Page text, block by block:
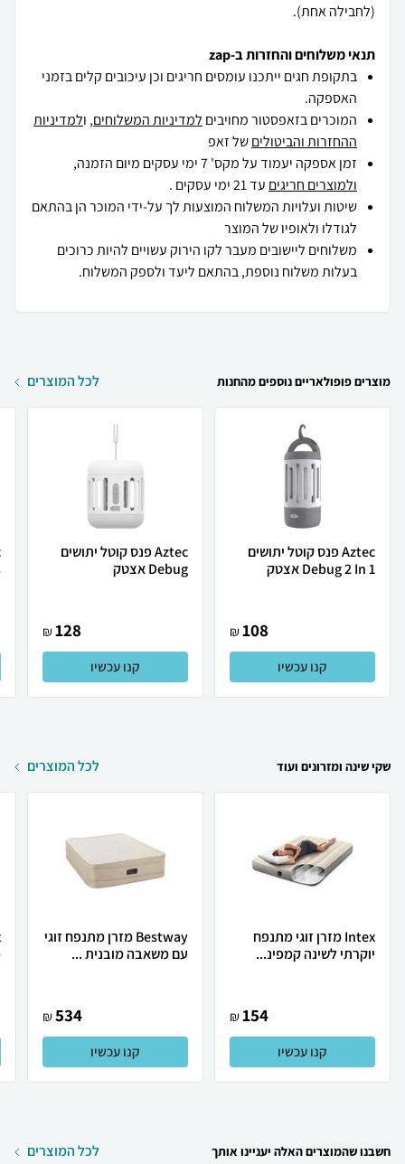
(לחבילה אחת).
תנאי משלוחים והחזרות ב-zap
בתקופת חגים ייתכנו עומסים חריגים וכן עיכובים קלים בזמני
האספקה.
המוכרים בזאפסטור מחויבים למדיניות המשלוחים, ולמדיניות
ההחזרות והביטוליםשל זאפ
זמן אספקה יעמוד על מקס' 7 ימי עסקים מיום הזמנה,
ולמוצרים חריגים עד 21 ימי עסקים .
שיטות ועלויות המשלוח המוצעות לך על-ידי המוכר הן בהתאם
לגודלו ולאופיו של המוצר
משלוחים ליישובים מעבר לקו הירוק עשויים להיות כרוכים
בעלות משלוח נוספת, בהתאם ליעד ולספק המשלוח.
מוצרים פופולאריים נוספים מהחנות לכל המוצרים
Aztec פנס קוטל יתושים
Debug 2 In 1 אצטק
108
₪
קנו עכשיו
Aztec פנס קוטל יתושים
Debug אצטק
128
₪
קנו עכשיו
שקי שינה ומזרונים ועוד לכל המוצרים
Intex מזרן זוגי מתנפח
יוקרתי לשינה קמפינ...
154
₪
קנו עכשיו
Bestway מזרן מתנפח זוגי
עם משאבה מובנית ...
534
₪
קנו עכשיו
חשבנו שהמוצרים האלה יעניינו אותך לכל המוצרים